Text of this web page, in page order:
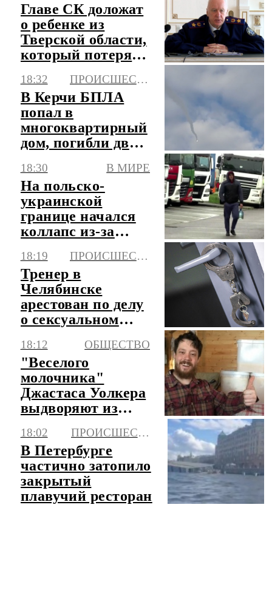
Главе СК доложат
о ребенке из
Тверской области,
который потерял
18:32 ПРОИСШЕСТВИЯ
В Керчи БПЛА
попал в
многоквартирный
дом, погибли два
пострадал
18:30 В МИРЕ
На польско-
украинской
границе начался
коллапс из-за
портов
18:19 ПРОИСШЕСТВИЯ
Тренер в
Челябинске
арестован по делу
о сексуальном
подростком
18:12 ОБЩЕСТВО
"Веселого
молочника"
Джастаса Уолкера
выдворяют из
18:02 ПРОИСШЕСТВИЯ
В Петербурге
частично затопило
закрытый
плавучий ресторан